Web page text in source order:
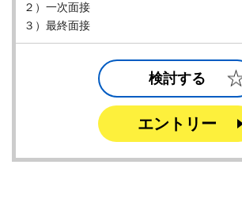
２）一次面接
３）最終面接
検討する
エントリー